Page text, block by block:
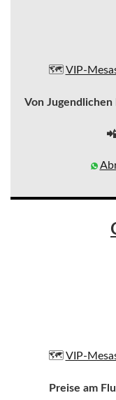
🗺️ VIP-
Von Jugendlichen
🗺️ VIP-
Preise am